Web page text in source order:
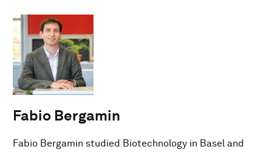
Fabio Bergamin
Fabio Bergamin studied Biotechnology in Basel and